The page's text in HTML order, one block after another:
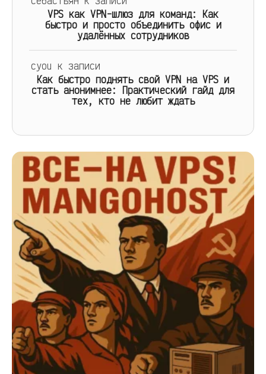
VPS как VPN-шлюз для команд: Как
быстро и просто объединить офис и
удалённых сотрудников
cyou к записи
Как быстро поднять свой VPN на VPS и
стать анонимнее: Практический гайд для
тех, кто не любит ждать